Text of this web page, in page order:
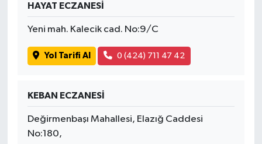
HAYAT ECZANESİ
Yeni mah. Kalecik cad. No:9/C
Yol Tarifi Al 0 (424) 711 47 42
KEBAN ECZANESİ
Değirmenbaşı Mahallesi, Elazığ Caddesi
No:180,